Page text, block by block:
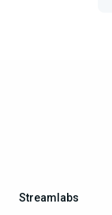
Streamlabs